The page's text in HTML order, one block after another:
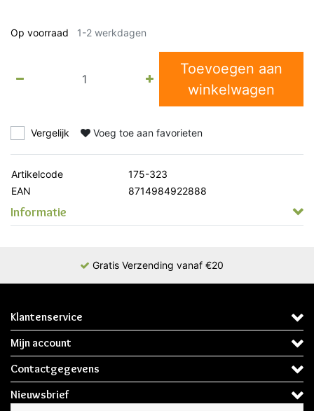
Op voorraad 1-2 werkdagen
Toevoegen aan
winkelwagen
Vergelijk Voeg toe aan favorieten
Artikelcode
175-323
EAN
8714984922888
Informatie
Gratis Verzending vanaf €20
Klantenservice
Mijn account
Contactgegevens
Nieuwsbrief